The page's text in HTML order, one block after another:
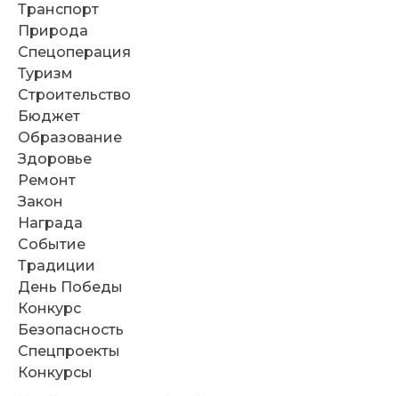
Транспорт
Природа
Спецоперация
Туризм
Строительство
Бюджет
Образование
Здоровье
Ремонт
Закон
Награда
Событие
Традиции
День Победы
Конкурс
Безопасность
Спецпроекты
Конкурсы